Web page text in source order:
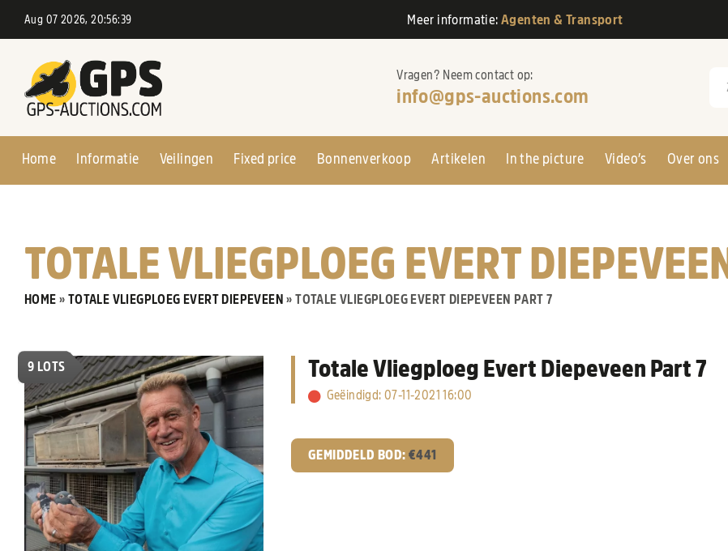
Aug 07 2026, 20:56:40 Meer informatie:Agenten & Transport
Vragen? Neem contact op:
info@gps-auctions.com
Home Informatie Veilingen Fixed price Bonnenverkoop Artikelen In the picture Video’s Over ons
TOTALE VLIEGPLOEG EVERT DIEPEVEEN
HOME » TOTALE VLIEGPLOEG EVERT DIEPEVEEN »TOTALE VLIEGPLOEG EVERT DIEPEVEEN PART 7
9 LOTS Totale Vliegploeg Evert Diepeveen Part 7
Geëindigd: 07-11-2021 16:00
GEMIDDELD BOD: €441